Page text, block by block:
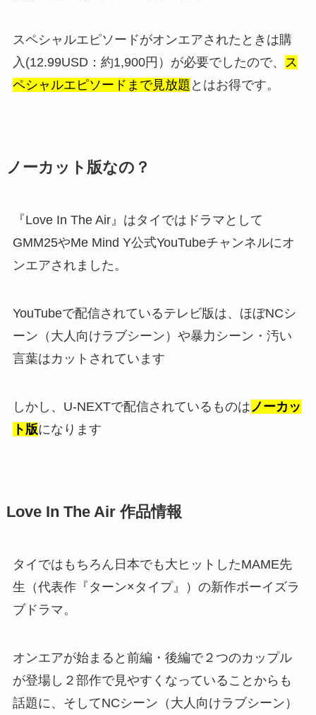
スペシャルエピソードがオンエアされたときは購
入(12.99USD：約1,900円）が必要でしたので、 ス
ペシャルエピソードまで見放題 とはお得です。
ノーカット版なの？
『Love In The Air』はタイではドラマとして
GMM25やMe Mind Y公式YouTubeチャンネルにオ
ンエアされました。
YouTubeで配信されているテレビ版は、ほぼNCシ
ーン（大人向けラブシーン）や暴力シーン・汚い
言葉はカットされています
しかし、U-NEXTで配信されているものはノーカッ
ト版になります
Love In The Air 作品情報
タイではもちろん日本でも大ヒットしたMAME先
生（代表作『ターン×タイプ』）の新作ボーイズラ
ブドラマ。
オンエアが始まると前編・後編で２つのカップル
が登場し２部作で見やすくなっていることからも
話題に、そしてNCシーン（大人向けラブシーン）